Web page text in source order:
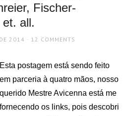
Fischer-
all.
2014 12 COMMENTS
Esta postagem está sendo feito
em parceria à quatro mãos, nosso
querido Mestre Avicenna está me
fornecendo os links, pois descobri